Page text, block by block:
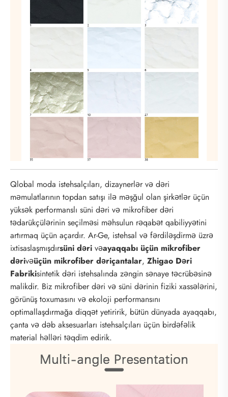
Qlobal moda istehsalçıları, dizaynerlər və dəri
məmulatlarının topdan satışı ilə məşğul olan şirkətlər üçün
yüksək performanslı süni dəri və mikrofiber dəri
tədarükçülərinin seçilməsi məhsulun rəqabət qabiliyyətini
artırmaq üçün açardır. Ar-Ge, istehsal və fərdiləşdirmə üzrə
ixtisaslaşmışdırsüni dəri vəayaqqabı üçün mikrofiber
dərivəüçün mikrofiber dəriçantalar, Zhigao Dəri
Fabrikisintetik dəri istehsalında zəngin sənaye təcrübəsinə
malikdir. Biz mikrofiber dəri və süni dərinin fiziki xassələrini,
görünüş toxumasını və ekoloji performansını
optimallaşdırmağa diqqət yetiririk, bütün dünyada ayaqqabı,
çanta və dəb aksesuarları istehsalçıları üçün birdəfəlik
material həlləri təqdim edirik.